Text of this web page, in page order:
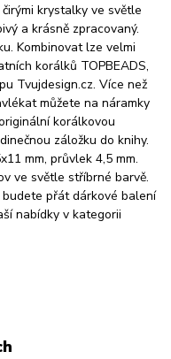
krystalky ve světle
a krásně zpracovaný.
Kombinovat lze velmi
korálků TOPBEADS,
Tvujdesign.cz. Více než
můžete na náramky
korálkovou
záložku do knihy.
mm, průvlek 4,5 mm.
ve světle stříbrné barvě.
přát dárkové balení
nabídky v kategorii